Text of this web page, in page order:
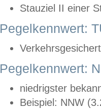
Stauziel II einer
Pegelkennwert:
Pegelkennwert:
niedrigster
Beispiel: NNW